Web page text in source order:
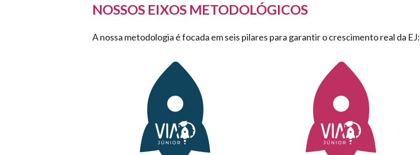
NOSSOS EIXOS METODOLÓGICOS
A nossa metodologia é focada em seis pilares para garantir o crescimento real da EJ: